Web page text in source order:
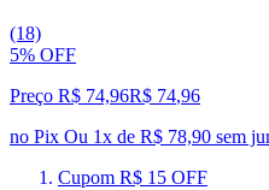
(18)
5% OFF
Preço R$ 74,96R$ 74,96
no Pix Ou 1x de R$ 78,90 sem
Cupom R$ 15 OFF